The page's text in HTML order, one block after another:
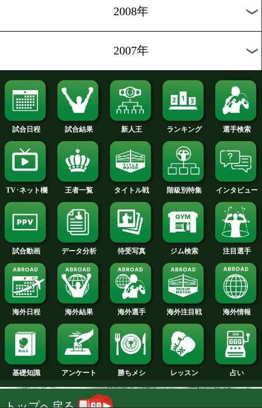
2015年
2014年
2013年
2012年
2011年
2010年